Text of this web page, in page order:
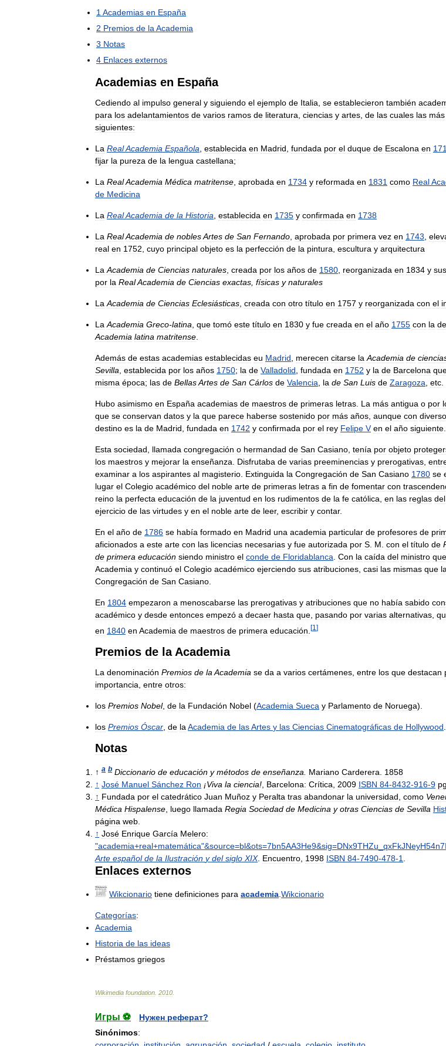
1Academias en España
2 Premios de laAcademia
3 Notas
4 Enlaces externos
Academias en España
Cediendo al impulso general y siguiendo el ejemplo de Italia, se establecieron también
para los adelantamientos de varios ramos de literatura, ciencias y artes, de las cuales las más
siguientes:
La RealAcademia Española, establecida en Madrid, fundada por el duque de Escalona en
fijar la pureza de la lengua castellana;
La RealAcademia Médica matritense, aprobada en 1734 y reformada en 1831 como Real
de Medicina
La RealAcademia de la Historia, establecida en 1735 y confirmada en 1738
La RealAcademia de noblesArtes de San Fernando, aprobada por primera vez en 1743,
real en 1752, cuyo principal objeto es la perfección de la pintura, escultura y arquitectura
La Academia de Ciencias naturales, creada por los años de 1580, reorganizada en 1834 y
por la RealAcademia de Ciencias exactas, físicas y naturales
La Academia de Ciencias Eclesiásticas, creada con otro título en 1757 y reorganizada con el
La Academia Greco-latina, que tomó este título en 1830 y fue creada en el año 1755 con la
Academia latina matritense.
Además de estas academias establecidas eu Madrid, merecen citarse la Academia de
Sevilla, establecida por los años 1750; la de Valladolid, fundada en 1752 y la de Barcelona
misma época; las de BellasArtes de San Cárlos de Valencia, la de San Luis de Zaragoza, etc.
Hubo asimismo en España academias de maestros de primeras letras. La más antigua o por
que se conservan datos y la que parece haberse sostenido por más años, aunque con
destino es la de Madrid, fundada en 1742 y confirmada por el rey Felipe V en el año siguiente.
Esta sociedad, llamada congregación o hermandad de San Casiano, tenía por objeto
los maestros y mejorar la enseñanza. Disfrutaba de varias preeminencias y prerogativas,
examinar a los aspirantes al magisterio. Extinguida la Congregación de San Casiano 1780 se
lugar el Colegio académico del noble arte de primeras letras a fin de fomentar con
reino la perfecta educación de la juventud en los rudimentos de la fe católica, en las reglas del
ejercicio de las virtudes y en el noble arte de leer, escribir y contar.
En el año de 1786 se había formado en Madrid una academia particular de profesores de
aficionados a este arte con las licencias necesarias y fue autorizada por S. M. con el título de
de primera educación siendo ministro el conde de Floridablanca. Con la caída del ministro
Academia y continuó el Colegio académico ejerciendo sus atribuciones, casi las mismas que
Congregación de San Casiano.
En 1804 empezaron a menoscabarse las prerogativas y atribuciones que no había sabido
académico y desde entonces empezó a decaer hasta que, pasando por varias alternativas,
en 1840 en Academia de maestros de primera educación [1 ]
Premios de la Academia
La denominación Premios de la Academia se da a varios certámenes entre los que destacan
importancia entre otros:
los Premios Nobel, de la Fundación Nobel (Academia Sueca y Parlamento de Noruega).
los Premios Óscar de la Academia de lasArtes y las Ciencias Cinematográficas de Hollywood
Notas
↑ a b Diccionario de educación y métodos de enseñanza Mariano Carderera
1858
↑ José Manuel Sánchez Ron ¡Viva la ciencia! Barcelona: Crítica 2009 ISBN 84-8432-916-9
↑ Fundada por el catedrático Juan Muñoz y Peralta tras abandonar la universidad como
Médica Hispalense luego llamada Regia Sociedad de Medicina y otras Ciencias de Sevilla
página web
↑ José Enrique García Melero:
"academia+real+matemática"&source=bl&ots=7bn5AA3He9&sig=DNx9THZu
Arte español de la Ilustración y del siglo XIX. Encuentro 1998 ISBN 84-7490-478-1
Enlaces externos
Wikcionario tiene definiciones para academia Wikcionario
Categorías:
Academia
Historia de las ideas
Préstamos griegos
Wikimedia foundation 2010
Игры ⚽
Нужен реферат?
Sinónimos: